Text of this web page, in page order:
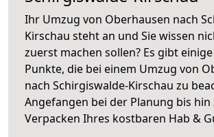
Ihr Umzug von Oberhausen nach
Kirschau steht an und Sie wissen
zuerst machen sollen? Es gibt
Punkte, die bei einem Umzug von
nach Schirgiswalde-Kirschau zu
Angefangen bei der Planung bis hin
Verpacken Ihres kostbaren Hab &